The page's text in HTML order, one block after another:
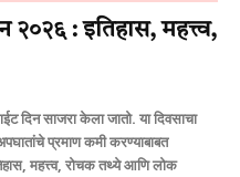
२०२६ : इतिहास, महत्त्व,
दिन साजरा केला जातो. या दिवसाचा
प्रमाण कमी करण्याबाबत
महत्त्व, रोचक तथ्ये आणि लोक